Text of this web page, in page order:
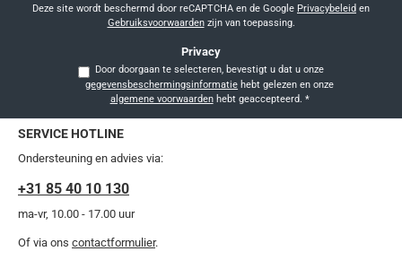
Deze site wordt beschermd door reCAPTCHA en de Google Privacybeleid en
Gebruiksvoorwaardenzijn van toepassing.
Privacy
Door doorgaan te selecteren, bevestigt u dat u onze
gegevensbeschermingsinformatie
algemene voorwaardenhebt geaccepteerd. *
SERVICE HOTLINE
Ondersteuning en advies via:
+31 85 40 10 130
ma-vr, 10.00 - 17.00 uur
Of via ons contactformulier.